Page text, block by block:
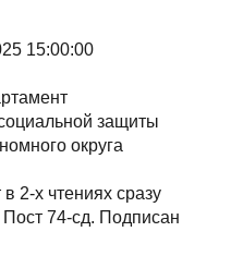
15:00:00
защиты
округа
2-х чтениях сразу
74-сд. Подписан